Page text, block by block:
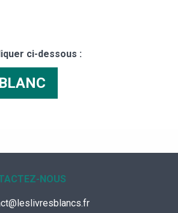
ci-dessous :
NOUS